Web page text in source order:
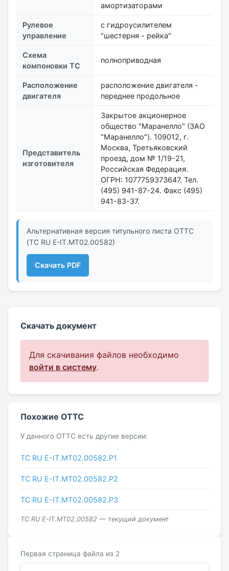
амортизаторами
Рулевое
управление
с гидроусилителем
"шестерня - рейка"
Схема
компоновки ТС
полноприводная
Расположение
двигателя
расположение двигателя -
переднее продольное
Представитель
изготовителя
Закрытое акционерное
общество "Маранелло" (ЗАО
"Маранелло"). 109012, г.
Москва, Третьяковский
проезд, дом № 1/19-21,
Российская Федерация.
ОГРН: 1077759373647. Тел.
(495) 941-87-24. Факс (495)
941-83-37.
Альтернативная версия титульного листа ОТТС
(ТС RU Е-IT.МТ02.00582)
Скачать PDF
Скачать документ
Для скачивания файлов необходимо
войти в систему.
Похожие ОТТС
У данного ОТТС есть другие версии:
ТС RU Е-IT.МТ02.00582.Р1
ТС RU Е-IT.МТ02.00582.Р2
ТС RU Е-IT.МТ02.00582.Р3
ТС RU Е-IT.МТ02.00582 — текущий документ
Первая страница файла из 2